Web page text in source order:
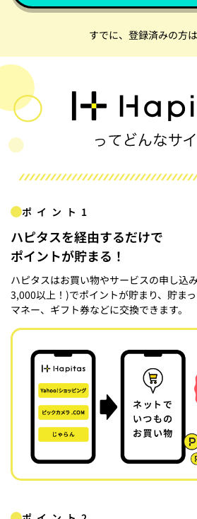
すでに、登録済みの方は
ポイント1
ハピタスを経由するだけで
ポイントが貯まる！
ハピタスはお買い物やサービスの申し込
3,000以上！)でポイントが貯まり、貯ま
マネー、ギフト券などに交換できます。